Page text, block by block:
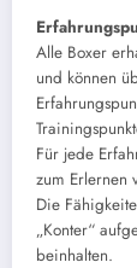
Alle Boxer
und können
Für jede
zum Erlernen
Die
„Konter“
beinhalten.